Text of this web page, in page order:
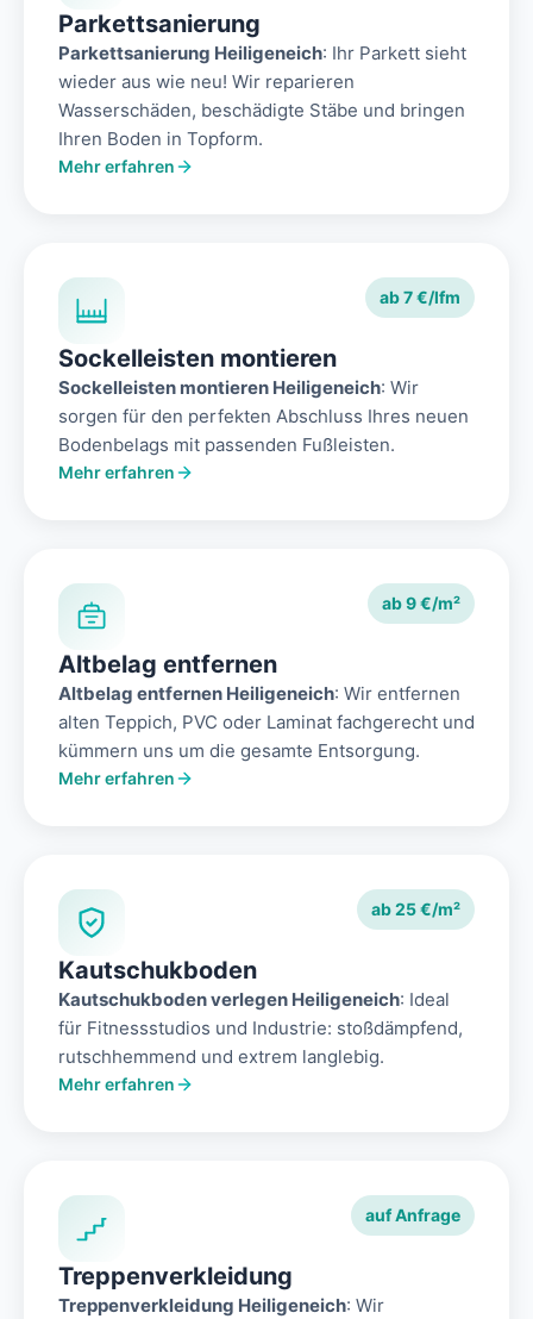
Parkettsanierung
Parkettsanierung Heiligeneich: Ihr Parkett sieht
wieder aus wie neu! Wir reparieren
Wasserschäden, beschädigte Stäbe und bringen
Ihren Boden in Topform.
Mehr erfahren
ab 7 €/lfm
Sockelleisten montieren
Sockelleisten montieren Heiligeneich: Wir
sorgen für den perfekten Abschluss Ihres neuen
Bodenbelags mit passenden Fußleisten.
Mehr erfahren
ab 9 €/m²
Altbelag entfernen
Altbelag entfernen Heiligeneich: Wir entfernen
alten Teppich, PVC oder Laminat fachgerecht und
kümmern uns um die gesamte Entsorgung.
Mehr erfahren
ab 25 €/m²
Kautschukboden
Kautschukboden verlegen Heiligeneich: Ideal
für Fitnessstudios und Industrie: stoßdämpfend,
rutschhemmend und extrem langlebig.
Mehr erfahren
auf Anfrage
Treppenverkleidung
Treppenverkleidung Heiligeneich: Wir